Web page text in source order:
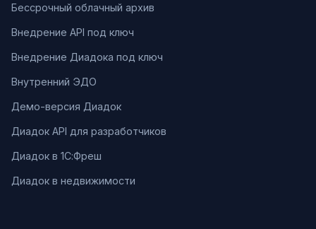
Бессрочный облачный архив
Внедрение API под ключ
Внедрение Диадока под ключ
Внутренний ЭДО
Демо-версия Диадок
Диадок API для разработчиков
Диадок в 1С:Фреш
Диадок в недвижимости